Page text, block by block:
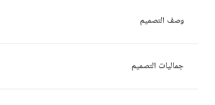
وصف التصميم
جماليات التصميم